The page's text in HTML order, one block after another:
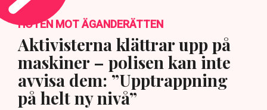
HOTEN MOT ÄGANDERÄTTEN
Aktivisterna klättrar upp på
maskiner – polisen kan inte
avvisa dem: ”Upptrappning
på helt ny nivå”